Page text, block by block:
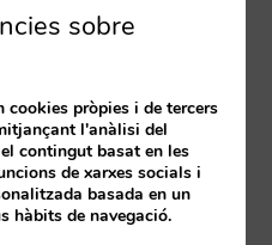
sobre
pròpies i de tercers
l'anàlisi del
contingut basat en les
de xarxes socials i
basada en un
hàbits de navegació.